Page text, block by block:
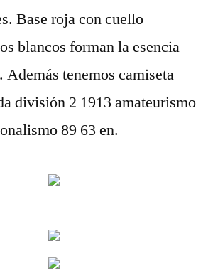
Base roja con cuello
blancos forman la esencia
Además tenemos camiseta
división 2 1913 amateurismo
89 63 en.